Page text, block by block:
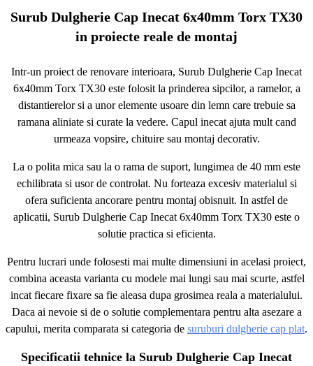
Surub Dulgherie Cap Inecat 6x40mm Torx TX30
in proiecte reale de montaj
Intr-un proiect de renovare interioara, Surub Dulgherie Cap Inecat
6x40mm Torx TX30 este folosit la prinderea sipcilor, a ramelor, a
distantierelor si a unor elemente usoare din lemn care trebuie sa
ramana aliniate si curate la vedere. Capul inecat ajuta mult cand
urmeaza vopsire, chituire sau montaj decorativ.
La o polita mica sau la o rama de suport, lungimea de 40 mm este
echilibrata si usor de controlat. Nu forteaza excesiv materialul si
ofera suficienta ancorare pentru montaj obisnuit. In astfel de
aplicatii, Surub Dulgherie Cap Inecat 6x40mm Torx TX30 este o
solutie practica si eficienta.
Pentru lucrari unde folosesti mai multe dimensiuni in acelasi proiect,
combina aceasta varianta cu modele mai lungi sau mai scurte, astfel
incat fiecare fixare sa fie aleasa dupa grosimea reala a materialului.
Daca ai nevoie si de o solutie complementara pentru alta asezare a
capului, merita comparata si categoria de suruburi dulgherie cap plat.
Specificatii tehnice la Surub Dulgherie Cap Inecat